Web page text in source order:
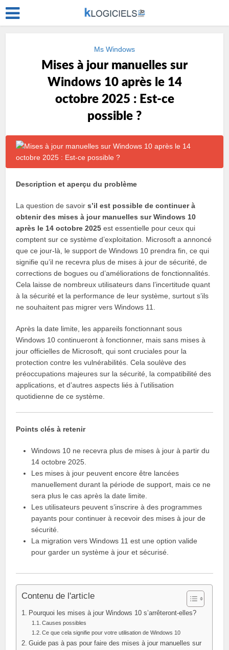
Ms Windows
Mises à jour manuelles sur
Windows 10 après le 14
octobre 2025 : Est-ce
possible ?
Description et aperçu du problème
La question de savoirs’il est possible de continuer à
obtenir des mises à jour manuelles sur Windows 10
après le 14 octobre 2025 est essentielle pour ceux qui
comptent sur ce système d’exploitation. Microsoft a annoncé
que ce jour-là, le support de Windows 10 prendra fin, ce qui
signifie qu’il ne recevra plus de mises à jour de sécurité, de
corrections de bogues ou d’améliorations de fonctionnalités.
Cela laisse de nombreux utilisateurs dans l’incertitude quant
à la sécurité et la performance de leur système, surtout s’ils
ne souhaitent pas migrer vers Windows 11.
Après la date limite, les appareils fonctionnant sous
Windows 10 continueront à fonctionner, mais sans mises à
jour officielles de Microsoft, qui sont cruciales pour la
protection contre les vulnérabilités. Cela soulève des
préoccupations majeures sur la sécurité, la compatibilité des
applications, et d’autres aspects liés à l’utilisation
quotidienne de ce système.
Points clés à retenir
Windows 10 ne recevra plus de mises à jour à partir du
14 octobre 2025.
Les mises à jour peuvent encore être lancées
manuellement durant la période de support, mais ce ne
sera plus le cas après la date limite.
Les utilisateurs peuvent s’inscrire à des programmes
payants pour continuer à recevoir des mises à jour de
sécurité.
La migration vers Windows 11 est une option valide
pour garder un système à jour et sécurisé.
Contenu de l'article
Pourquoi les mises à jour Windows 10 s’arrêteront-elles?
Causes possibles
Ce que cela signifie pour votre utilisation de Windows 10
Guide pas à pas pour faire des mises à jour manuelles sur